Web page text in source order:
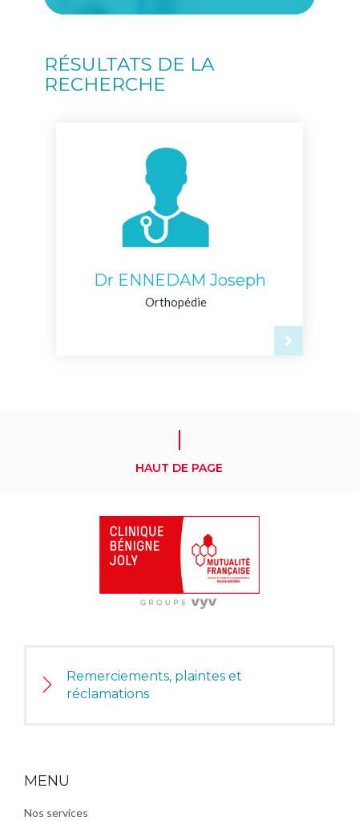
RÉSULTATS DE LA
RECHERCHE
Dr ENNEDAM Joseph
Orthopédie
HAUT DE PAGE
Remerciements, plaintes et
réclamations
MENU
Nos services